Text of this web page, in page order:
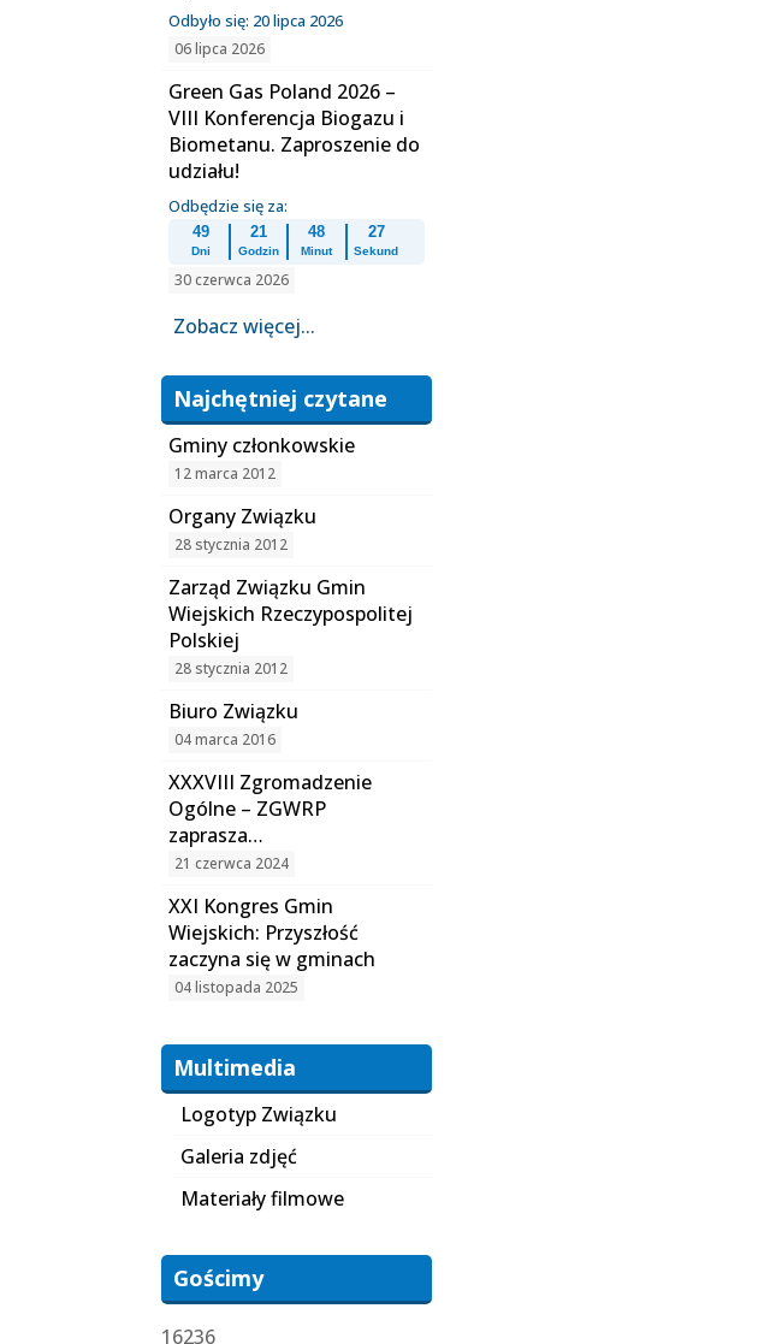
Odbyło się: 20 lipca 2026
06 lipca 2026
Green Gas Poland 2026 –
VIII Konferencja Biogazu i
Biometanu. Zaproszenie do
udziału!
Odbędzie się za:
49
Dni
21
Godzin
48
Minut
26
Sekund
30 czerwca 2026
Zobacz więcej...
Najchętniej czytane
Gminy członkowskie
12 marca 2012
Organy Związku
28 stycznia 2012
Zarząd Związku Gmin
Wiejskich Rzeczypospolitej
Polskiej
28 stycznia 2012
Biuro Związku
04 marca 2016
XXXVIII Zgromadzenie
Ogólne – ZGWRP
zaprasza…
21 czerwca 2024
XXI Kongres Gmin
Wiejskich: Przyszłość
zaczyna się w gminach
04 listopada 2025
Multimedia
Logotyp Związku
Galeria zdjęć
Materiały filmowe
Gościmy
16236